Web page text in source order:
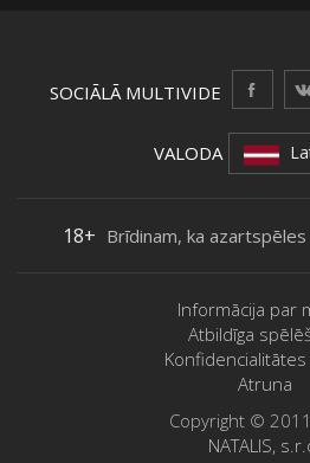
SOCIĀLĀ MULTIVIDE
VALODA
18+ Brīdinam, ka
Informācija par
Atbildīga
Atruna
Copyright ©
NATALIS,